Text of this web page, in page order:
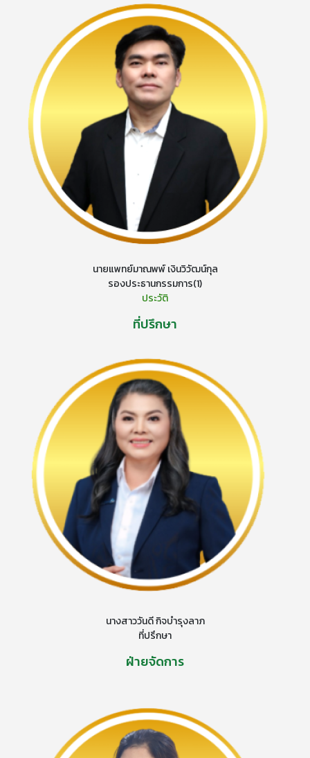
นายแพทย์มาณพพ์ เงินวิวัฒน์กุล
รองประธานกรรมการ(1)
ประวัติ
ที่ปรึกษา
นางสาววันดี กิจบำรุงลาภ
ที่ปรึกษา
ฝ่ายจัดการ